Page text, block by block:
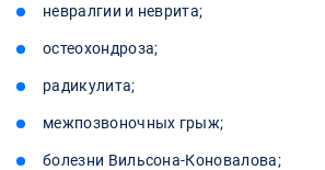
невралгии и неврита;
остеохондроза;
радикулита;
межпозвоночных грыж;
болезни Вильсона-Коновалова;